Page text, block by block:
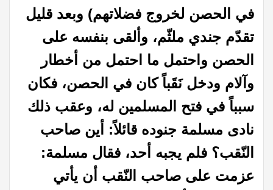
في الحصن لخروج فضلاتهم) وبعد قليل
تقدّم جندي ملثّم، وألقى بنفسه على
الحصن واحتمل ما احتمل من أخطار
وآلام ودخل نَقَباً كان في الحصن، فكان
سبباً في فتح المسلمين له، وعقب ذلك
نادى مسلمة جنوده قائلاً: أين صاحب
النّقب؟ فلم يجبه أحد، فقال مسلمة:
عزمت على صاحب النّقب أن يأتي